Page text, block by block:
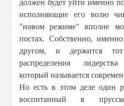
должен будет уйти именно
исполняющие его волю
"новом режиме" вполне
постах. Собственно,
другом, и держится
распределения
который называется
Но есть в этом деле один
воспитанный в